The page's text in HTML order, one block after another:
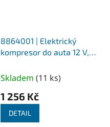
8864001 | Elektrický
kompresor do auta 12 V,
Skladem (11 ks)
1 256 Kč
DETAIL